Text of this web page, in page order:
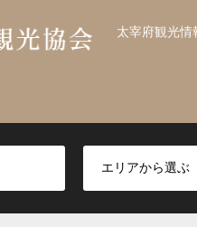
太宰府観光情